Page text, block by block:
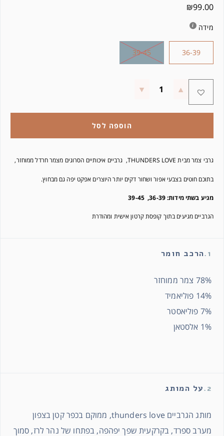
₪99.00
מידה
36-39
39-45
הוספה לסל
גרבי צמר מבית THUNDERS LOVE, גרביים איכותיים הסרוגים מצמר חרדל ממוחזר,
בתוכם חוטים בצבעי אפור ושחור דקים יותר היוצרים אפקט יפה גם מבחוץ.
מגיע בשתי מידות: 36-39, 39-45
הגרביים מגיעים בתוך קופסת קרטון אישית ומהודרת
1. הרכב חומר
78% צמר ממוחזר
14% פוליאמיד
7% פוליאסטר
1% אלסטאן
2. על המותג
מותג הגרביים thunders love, ממוקם בכפר קטן בצפון
מערב ספרד, בקרקעית שפך יפהפה, בפתחו של נהר לרז, סמוך